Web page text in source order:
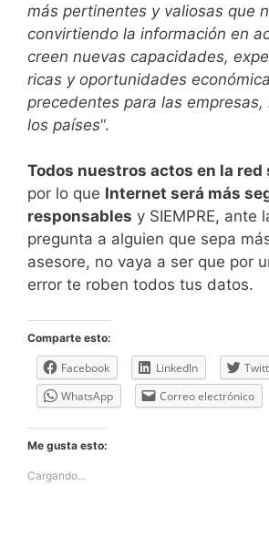
más pertinentes y valiosas que
convirtiendo la información en
creen nuevas capacidades,
ricas y oportunidades
precedentes para las empresas,
los países“.
Todos nuestros actos en la red
por lo que Internet será más
responsables y SIEMPRE, ante
pregunta a alguien que sepa
asesore, no vaya a ser que por
error te roben todos tus datos.
Comparte esto:
Facebook LinkedIn
WhatsApp
Correo electrónico
Me gusta esto:
Cargando...